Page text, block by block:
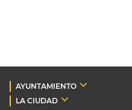
AYUNTAMIENTO
LA CIUDAD